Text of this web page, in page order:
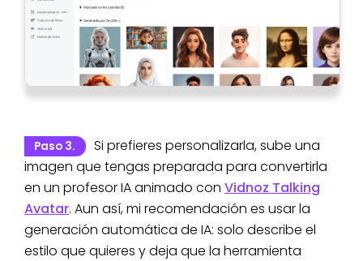
Paso 3.
Si prefieres personalizarla, sube una
imagen que tengas preparada para convertirla
en un profesor IA animado con Vidnoz Talking
Avatar. Aun así, mi recomendación es usar la
generación automática de IA: solo describe el
estilo que quieres y deja que la herramienta